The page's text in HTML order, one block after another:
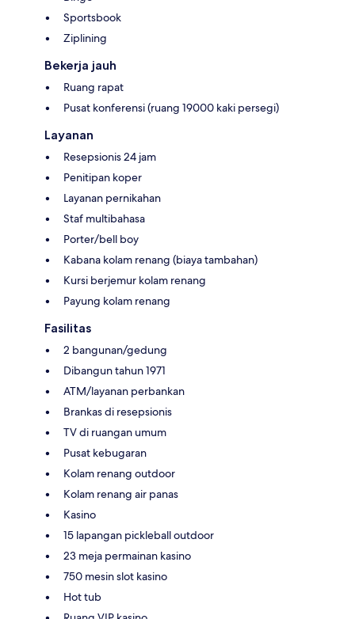
Sportsbook
Ziplining
Bekerja jauh
Ruang rapat
Pusat konferensi (ruang 19000 kaki persegi)
Layanan
Resepsionis 24 jam
Penitipan koper
Layanan pernikahan
Staf multibahasa
Porter/bell boy
Kabana kolam renang (biaya tambahan)
Kursi berjemur kolam renang
Payung kolam renang
Fasilitas
2 bangunan/gedung
Dibangun tahun 1971
ATM/layanan perbankan
Brankas di resepsionis
TV di ruangan umum
Pusat kebugaran
Kolam renang outdoor
Kolam renang air panas
Kasino
15 lapangan pickleball outdoor
23 meja permainan kasino
750 mesin slot kasino
Hot tub